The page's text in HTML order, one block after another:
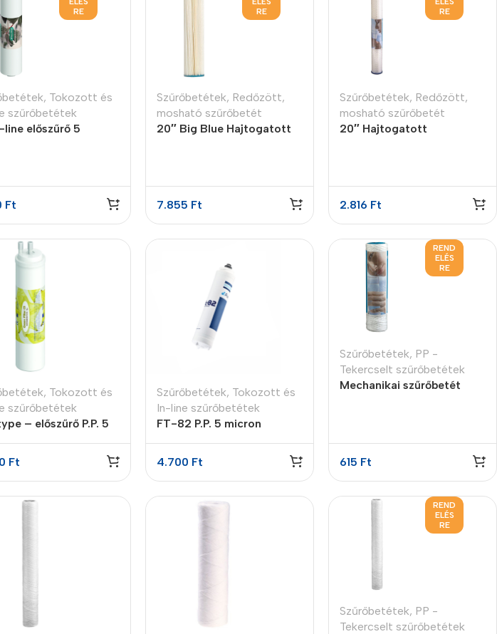
iPhone Air
Buy Now
RE
, Tokozott és
szűrőbetétek
line előszűrő 5
Ft
RE
Szűrőbetétek, Redőzött,
mosható szűrőbetét
20″ Big Blue Hajtogatott
7.855 Ft
RE
Szűrőbetétek, Redőzött,
mosható szűrőbetét
20″ Hajtogatott
2.816 Ft
, Tokozott és
szűrőbetétek
– előszűrő P.P. 5
Ft
Szűrőbetétek, Tokozott és
In-line szűrőbetétek
FT-82 P.P. 5 micron
4.700 Ft
REND
ELÉS
RE
Szűrőbetétek, PP -
Tekercselt szűrőbetétek
Mechanikai szűrőbetét
615 Ft
REND
ELÉS
RE
Szűrőbetétek, PP -
Tekercselt szűrőbetétek